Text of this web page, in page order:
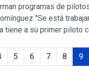
programas de
"Se está
tiene a su primer piloto
5 6 7 8 9